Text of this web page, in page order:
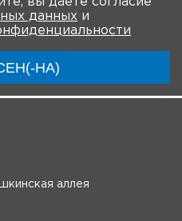
данных и
НА)
аллея